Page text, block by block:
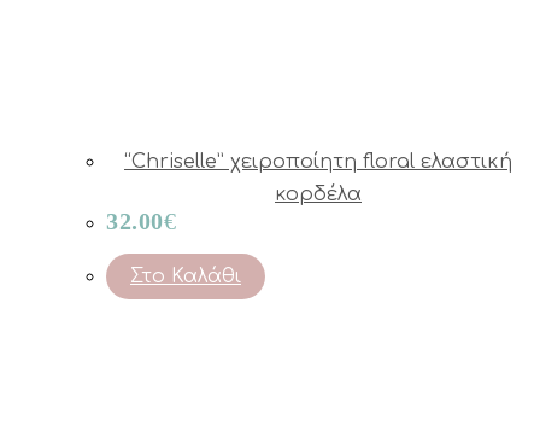
“Chriselle” χειροποίητη floral ελαστική
κορδέλα
32.00€
Στο Καλάθι